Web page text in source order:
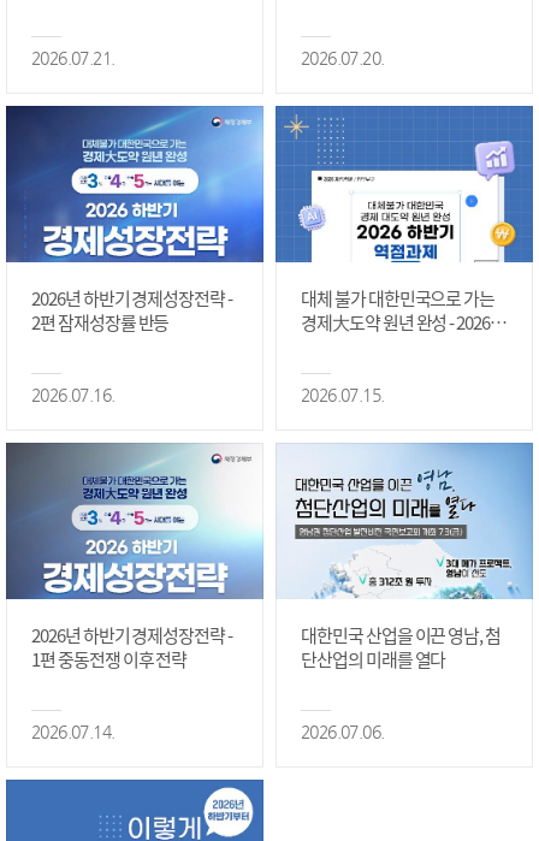
2026.07.21.
정상화 #2편
2026.07.20.
2026년 하반기 경제성장전략 -
2편 잠재성장률 반등
2026.07.16.
대체 불가 대한민국으로 가는
경제大도약 원년 완성 - 2026 하
2026.07.15.
2026년 하반기 경제성장전략 -
1편 중동전쟁 이후 전략
2026.07.14.
대한민국 산업을 이끈 영남, 첨
단산업의 미래를 열다
2026.07.06.